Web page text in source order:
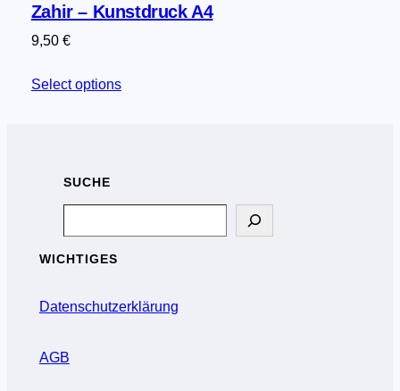
Zahir – Kunstdruck A4
9,50 €
Select options
SUCHE
WICHTIGES
Datenschutzerklärung
AGB